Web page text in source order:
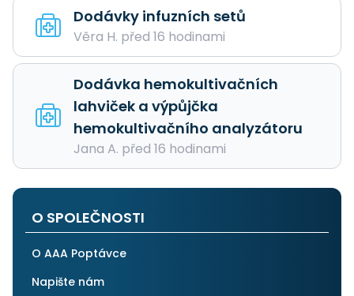
Dodávky infuzních setů
Věra H. před 16 hodinami
Dodávka hemokultivačních
lahviček a výpůjčka
hemokultivačního analyzátoru
Jana A. před 16 hodinami
O SPOLEČNOSTI
O AAA Poptávce
Napište nám